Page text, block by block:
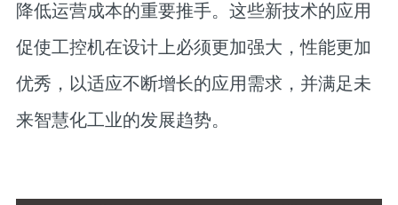
降低运营成本的重要推手。这些新技术的应用
促使工控机在设计上必须更加强大，性能更加
优秀，以适应不断增长的应用需求，并满足未
来智慧化工业的发展趋势。